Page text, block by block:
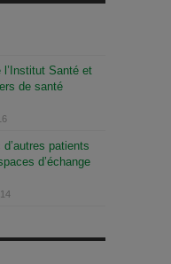
l’Institut Santé et
de santé
patients
d’échange